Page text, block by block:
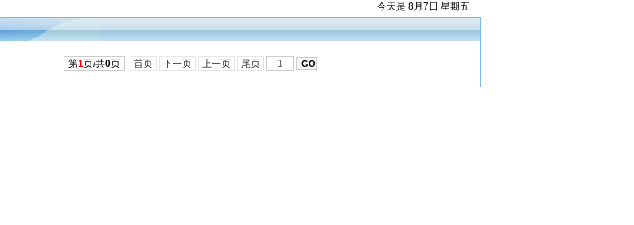
今天是 8月7日 星期五
第1页/共0页 首页 下一页 上一页 尾页